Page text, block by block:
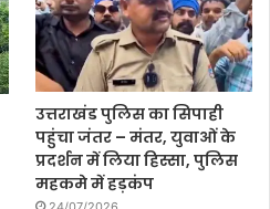
उत्तराखंड पुलिस का सिपाही
पहुंचा जंतर – मंतर, युवाओं के
प्रदर्शन में लिया हिस्सा, पुलिस
महकमे में हड़कंप